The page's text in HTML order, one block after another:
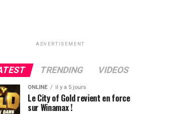
ADVERTISEMENT
TRENDING VIDEOS
ONLINE il y a 5 jours
Le City of Gold revient en force
sur Winamax !